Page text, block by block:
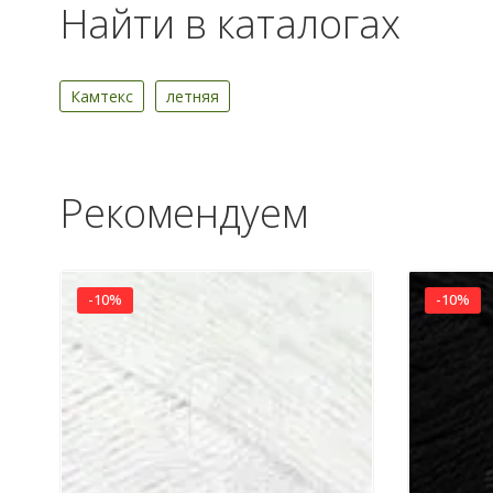
Найти в каталогах
Камтекс летняя
Рекомендуем
-10% -10%